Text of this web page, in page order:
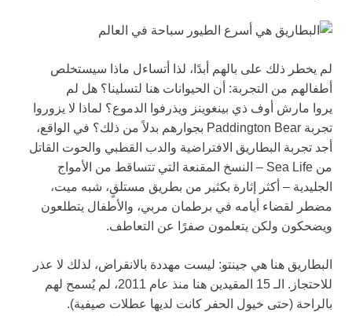
لم يخطر ذلك على بالهم أبدًا، لذا أتساءل ماذا سيستخلص
أطفالهم من التجربة: أن الحيوانات هنا لتسلينا؟ هل لم
يروا مارش أوف ذي بينغوينز ويذرفوا الدموع؟ لماذا لا يزوروا
تجربة Paddington Bear بجوارهم بدلاً من ذلك؟ في الواقع،
أجد تجربة البطاريق الافتراضية والدب القطبي والحوت القاتل
من Sea Life – النسخ المقنعة التي تتساقط من الأمواج
الجليدية – أكثر إثارة بكثير من بطريق مستلقٍ، شبه ميت،
مضطر لقضاء أيامه في برطمان مربي، والأطفال يتطلعون
ويضحكون ولكن يتعلمون صفرًا عن التعاطف.
البطاريق هنا هي جينتو: ليست مهددة بالانقراض، لذلك لا عذر
للاحتجاز. الـ 15 المقيدين هنا منذ عام 2011، لم يُسمح لهم
بالراحة (حتى خيول الحفر كانت لديها عطلات صيفية).